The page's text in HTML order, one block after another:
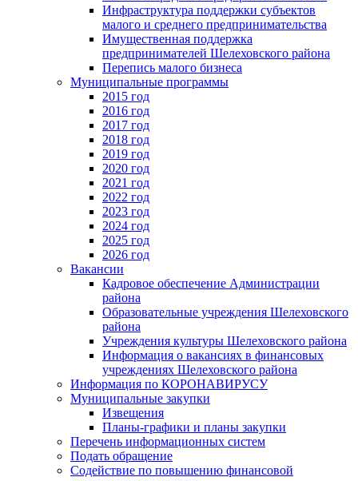
Инфраструктура поддержки субъектов
малого и среднего предпринимательства
Имущественная поддержка
предпринимателей Шелеховского района
Перепись малого бизнеса
Муниципальные программы
2015 год
2016 год
2017 год
2018 год
2019 год
2020 год
2021 год
2022 год
2023 год
2024 год
2025 год
2026 год
Вакансии
Кадровое обеспечение Администрации
района
Образовательные учреждения Шелеховского
района
Учреждения культуры Шелеховского района
Информация о вакансиях в финансовых
учреждениях Шелеховского района
Информация по КОРОНАВИРУСУ
Муниципальные закупки
Извещения
Планы-графики и планы закупки
Перечень информационных систем
Подать обращение
Содействие по повышению финансовой